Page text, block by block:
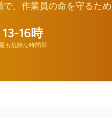
、作業員の命を守るため
13-16時
も危険な時間帯